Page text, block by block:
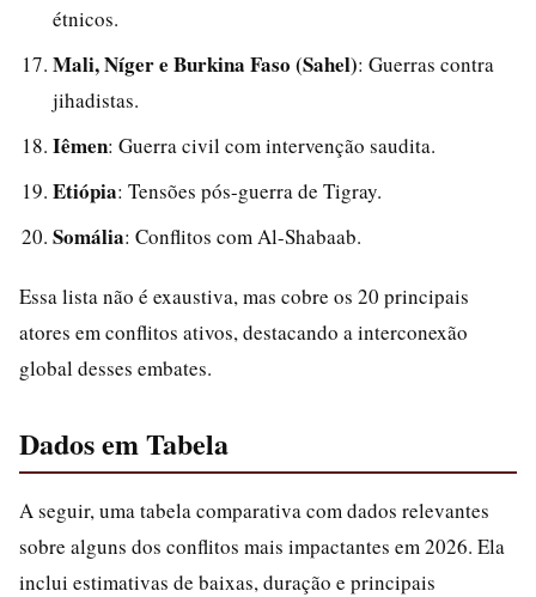
étnicos.
Mali, Níger e Burkina Faso (Sahel): Guerras contra
jihadistas.
Iêmen: Guerra civil com intervenção saudita.
Etiópia: Tensões pós-guerra de Tigray.
Somália: Conflitos com Al-Shabaab.
Essa lista não é exaustiva, mas cobre os 20 principais
atores em conflitos ativos, destacando a interconexão
global desses embates.
Dados em Tabela
A seguir, uma tabela comparativa com dados relevantes
sobre alguns dos conflitos mais impactantes em 2026. Ela
inclui estimativas de baixas, duração e principais